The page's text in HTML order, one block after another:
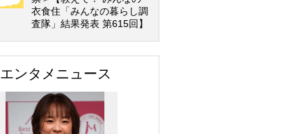
衣食住「みんなの暮らし調
査隊」結果発表 第615回】
エンタメニュース